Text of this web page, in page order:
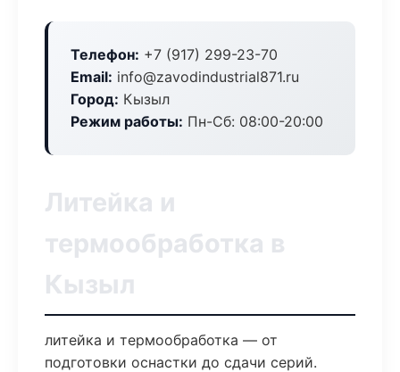
Телефон: +7 (917) 299-23-70
Email: info@zavodindustrial871.ru
Город: Кызыл
Режим работы: Пн-Сб: 08:00-20:00
Литейка и
термообработка в
Кызыл
литейка и термообработка — от
подготовки оснастки до сдачи серий.